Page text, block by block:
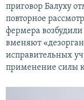
приговор Балуху
повторное
фермера
вменяют
исправительных
применение силы